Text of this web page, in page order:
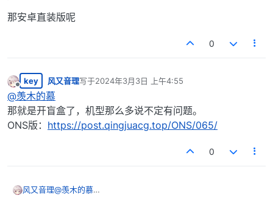
那安卓直装版呢
0
离线
key 风又音理写于2024年3月3日 上午4:55
最后由 编辑
@羡木的慕
那就是开盲盒了，机型那么多说不定有问题。
ONS版： https://post.qingjuacg.top/ONS/065/
0
风又音理@羡木的慕